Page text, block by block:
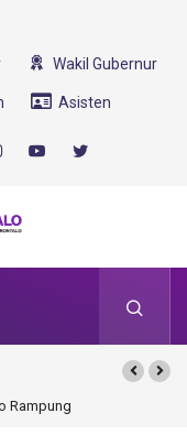
Wakil Gubernur
Asisten
Rampung